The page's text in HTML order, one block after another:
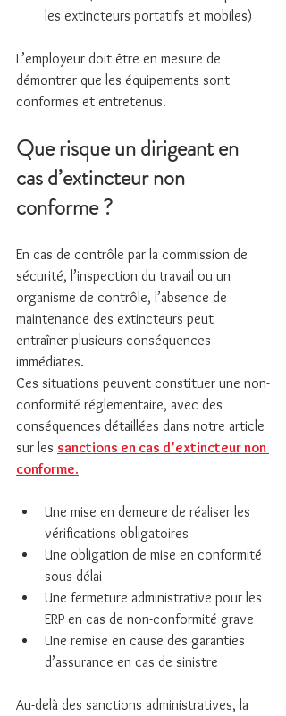
les extincteurs portatifs et mobiles)
L’employeur doit être en mesure de
démontrer que les équipements sont
conformes et entretenus.
Que risque un dirigeant en
cas d’extincteur non
conforme ?
En cas de contrôle par la commission de
sécurité, l’inspection du travail ou un
organisme de contrôle, l’absence de
maintenance des extincteurs peut
entraîner plusieurs conséquences
immédiates.
Ces situations peuvent constituer une non-
conformité réglementaire, avec des
conséquences détaillées dans notre article
sur les sanctions en cas d’extincteur non
conforme.
Une mise en demeure de réaliser les
vérifications obligatoires
Une obligation de mise en conformité
sous délai
Une fermeture administrative pour les
ERP en cas de non-conformité grave
Une remise en cause des garanties
d’assurance en cas de sinistre
Au-delà des sanctions administratives, la